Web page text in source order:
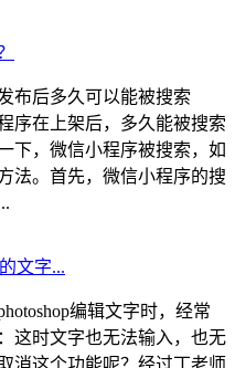
布后多久可以能被搜索
序在上架后，多久能被搜索
下，微信小程序被搜索，如
法。首先，微信小程序的搜
文字...
编辑文字时，经常
这时文字也无法输入，也无